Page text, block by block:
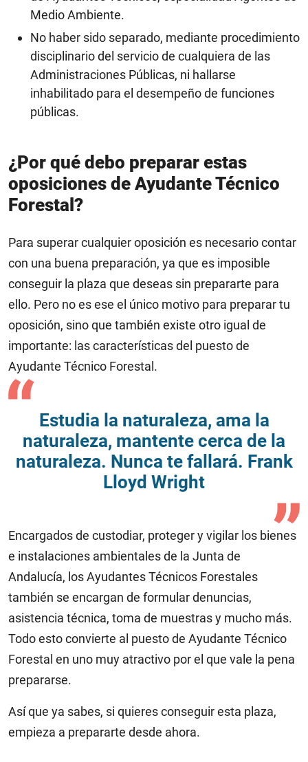
Medio Ambiente.
No haber sido separado, mediante procedimiento
disciplinario del servicio de cualquiera de las
Administraciones Públicas, ni hallarse
inhabilitado para el desempeño de funciones
públicas.
¿Por qué debo preparar estas
oposiciones de Ayudante Técnico
Forestal?
Para superar cualquier oposición es necesario contar
con una buena preparación, ya que es imposible
conseguir la plaza que deseas sin prepararte para
ello. Pero no es ese el único motivo para preparar tu
oposición, sino que también existe otro igual de
importante: las características del puesto de
Ayudante Técnico Forestal.
Estudia la naturaleza, ama la
naturaleza, mantente cerca de la
naturaleza. Nunca te fallará. Frank
Lloyd Wright
Encargados de custodiar, proteger y vigilar los bienes
e instalaciones ambientales de la Junta de
Andalucía, los Ayudantes Técnicos Forestales
también se encargan de formular denuncias,
asistencia técnica, toma de muestras y mucho más.
Todo esto convierte al puesto de Ayudante Técnico
Forestal en uno muy atractivo por el que vale la pena
prepararse.
Así que ya sabes, si quieres conseguir esta plaza,
empieza a prepararte desde ahora.